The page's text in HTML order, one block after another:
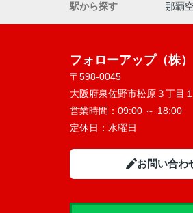
駅から探す
那覇
フォローアップ（株）
〒598-0045
大阪府泉佐野市松原３丁目
営業時間： 09:00 ～ 18:00
定休日： 水曜日
お問い合わ